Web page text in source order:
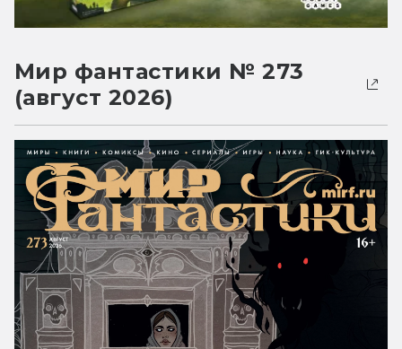
Мир фантастики № 273
(август 2026)